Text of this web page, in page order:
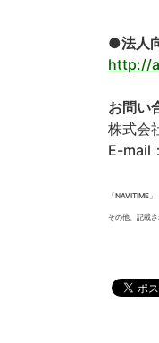
●法人
http://
お問い
株式会
E-mail
「NAVITIME
その他、記載